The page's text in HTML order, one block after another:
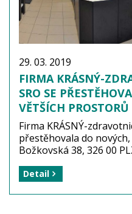
29. 03. 2019
FIRMA KRÁSNÝ-
SRO SE
VĚTŠÍCH PROSTORŮ
Firma KRÁSNÝ-
přestěhovala do
Božkovská 38, 326 00
Detail